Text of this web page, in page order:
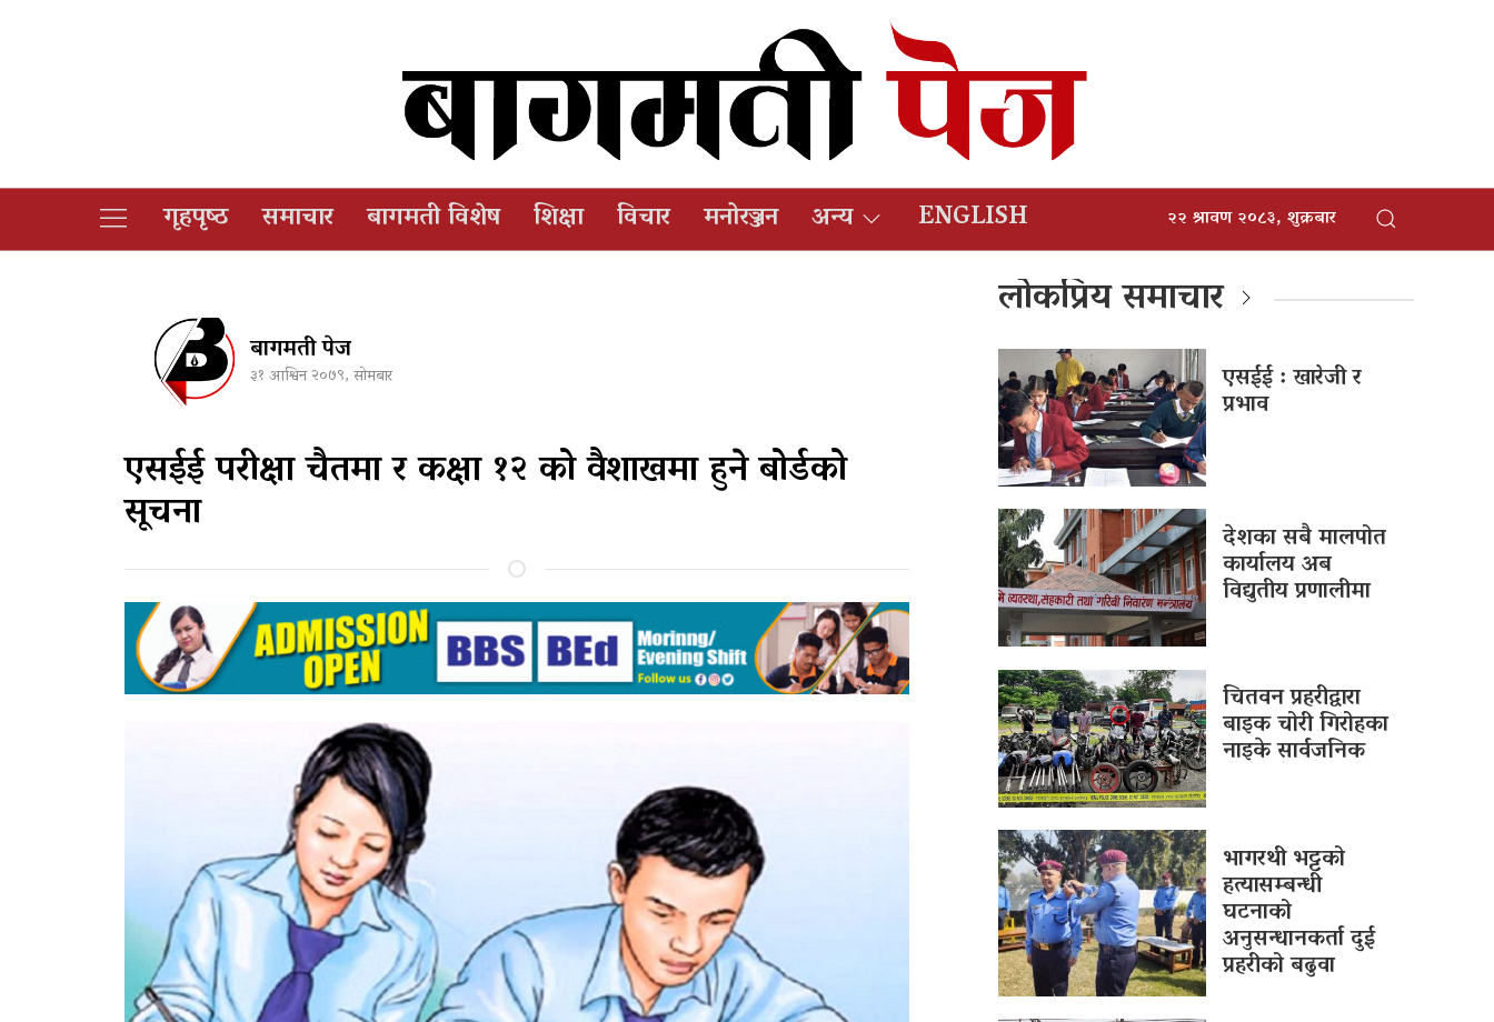
गृहपृष्‍ठ समाचार बागमती विशेष शिक्षा विचार मनोरञ्जन अन्य ENGLISH २२ श्रावण २०८३, शुक्रबार
बागमती पेज
३१ आश्विन २०७९, सोमबार
एसईई परीक्षा चैतमा र कक्षा १२ को वैशाखमा हुने बोर्डको
सूचना
लोकप्रिय समाचार
एसईई : खारेजी र
प्रभाव
देशका सबै मालपोत
कार्यालय अब
विद्युतीय प्रणालीमा
चितवन प्रहरीद्वारा
बाइक चोरी गिरोहका
नाइके सार्वजनिक
भागरथी भट्टको
हत्यासम्बन्धी
घटनाको
अनुसन्धानकर्ता दुई
प्रहरीको बढुवा